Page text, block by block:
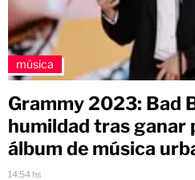
música
Grammy 2023: Bad
humildad tras ganar
álbum de música
14:54 hs